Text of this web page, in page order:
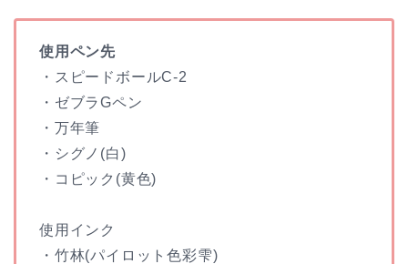
使用ペン先
・スピードボールC-2
・ゼブラGペン
・万年筆
・シグノ(白)
・コピック(黄色)
使用インク
・竹林(パイロット色彩雫)